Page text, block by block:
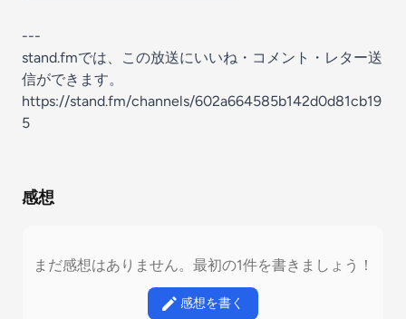
---
stand.fmでは、この放送にいいね・コメント・レター送
信ができます。
https://stand.fm/channels/602a664585b142d0d81cb19
5
感想
まだ感想はありません。最初の1件を書きましょう！
感想を書く